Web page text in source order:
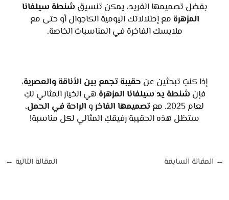
بفضل تصميمها الفريد، يمكن تنسيقشنطة سيلفانا
المزهرة مع إطلالاتك اليومية الكاجوال أو حتى مع
ملابسك الفاخرة في المناسبات الخاصة.
إذا كنتِ تبحثين عن حقيبة تجمع بين الأناقة والعصرية،
فإنشنطة يد سيلفانا المزهرة هي الخيار المثالي لكِ
لعام 2025. مع
تصميمها الفاخرو الراحة في الحمل،
ستظل هذه الحقيبة رفيقكِ المثالي لكل مناسبة!
→ المقالة السابقة المقالة التالية ←